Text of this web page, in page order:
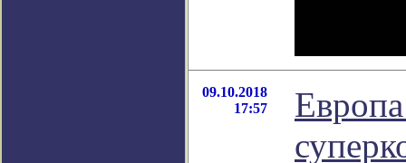
09.10.2018
17:57